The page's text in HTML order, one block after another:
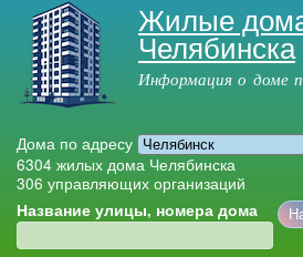
Перейти к
основному
содержанию
Жилые
Челябинска
Информация о доме
Дома по адресу
6304 жилых дома Челябинска
306 управляющих организаций
Название улицы, номера дома